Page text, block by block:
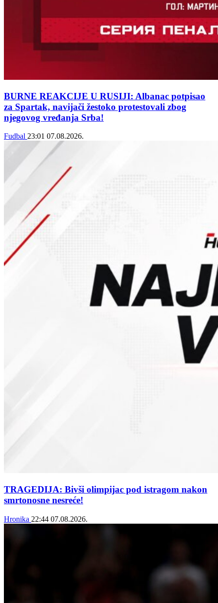
BURNE REAKCIJE U RUSIJI: Albanac potpisao
za Spartak, navijači žestoko protestovali zbog
njegovog vređanja Srba!
Fudbal 23:01 07.08.2026.
TRAGEDIJA: Bivši olimpijac pod istragom nakon
smrtonosne nesreće!
Hronika 22:44 07.08.2026.